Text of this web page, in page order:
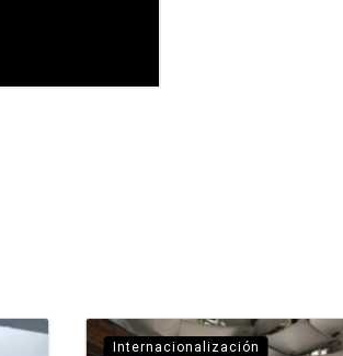
Internacionalización